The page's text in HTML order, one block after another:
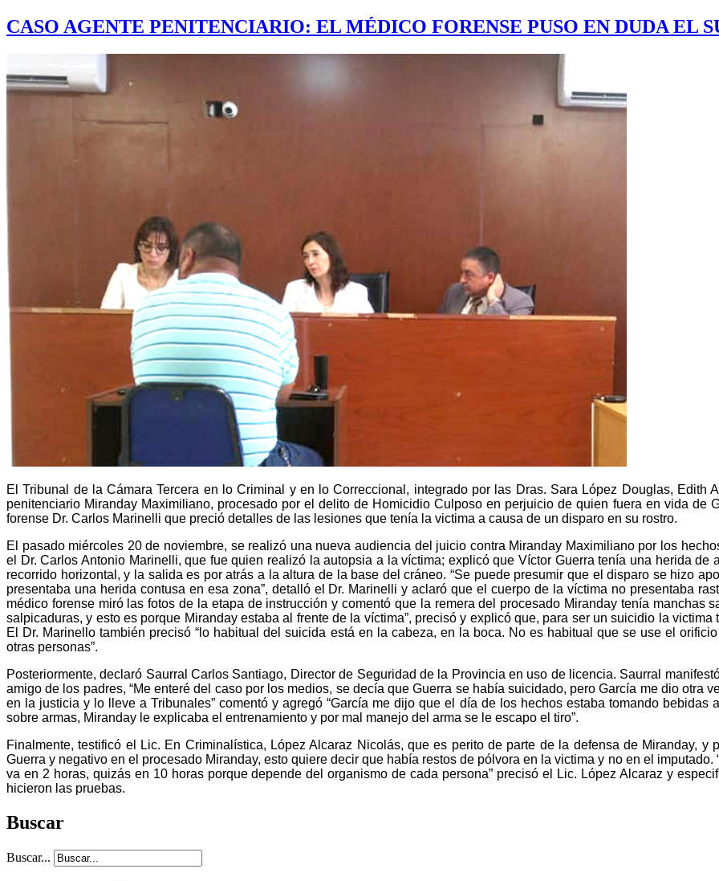
CASO AGENTE PENITENCIARIO: EL MÉDICO FORENSE PUSO EN DUDA EL
El Tribunal de la Cámara Tercera en lo Criminal y en lo Correccional, integrado por las Dras. Sara López Douglas, Edith
penitenciario Miranday Maximiliano, procesado por el delito de Homicidio Culposo en perjuicio de quien fuera en vida de
forense Dr. Carlos Marinelli que preció detalles de las lesiones que tenía la victima a causa de un disparo en su rostro.
El pasado miércoles 20 de noviembre, se realizó una nueva audiencia del juicio contra Miranday Maximiliano por los
el Dr. Carlos Antonio Marinelli, que fue quien realizó la autopsia a la víctima; explicó que Víctor Guerra tenía una herida
recorrido horizontal, y la salida es por atrás a la altura de la base del cráneo. “Se puede presumir que el disparo se hizo
presentaba una herida contusa en esa zona”, detalló el Dr. Marinelli y aclaró que el cuerpo de la víctima no presentaba
médico forense miró las fotos de la etapa de instrucción y comentó que la remera del procesado Miranday tenía manchas
salpicaduras, y esto es porque Miranday estaba al frente de la víctima”, precisó y explicó que, para ser un suicidio la
El Dr. Marinello también precisó “lo habitual del suicida está en la cabeza, en la boca. No es habitual que se use el
otras personas”.
Posteriormente, declaró Saurral Carlos Santiago, Director de Seguridad de la Provincia en uso de licencia. Saurral
amigo de los padres, “Me enteré del caso por los medios, se decía que Guerra se había suicidado, pero García me dio otra
en la justicia y lo lleve a Tribunales” comentó y agregó “García me dijo que el día de los hechos estaba tomando
sobre armas, Miranday le explicaba el entrenamiento y por mal manejo del arma se le escapo el tiro”.
Finalmente, testificó el Lic. En Criminalística, López Alcaraz Nicolás, que es perito de parte de la defensa de Miranday,
Guerra y negativo en el procesado Miranday, esto quiere decir que había restos de pólvora en la victima y no en el
va en 2 horas, quizás en 10 horas porque depende del organismo de cada persona” precisó el Lic. López Alcaraz y
hicieron las pruebas.
Buscar
Buscar...